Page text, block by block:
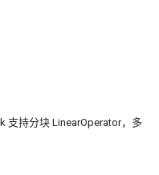
支持分块 LinearOperator，多